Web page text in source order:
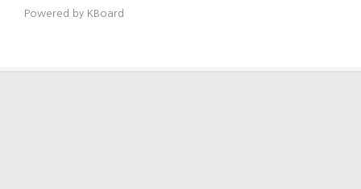
Powered by KBoard